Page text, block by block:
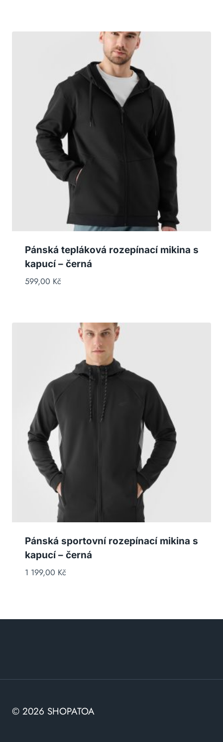
Pánská tepláková rozepínací mikina s
kapucí – černá
599,00 Kč
Pánská sportovní rozepínací mikina s
kapucí – černá
1 199,00 Kč
© 2026 SHOPATOA